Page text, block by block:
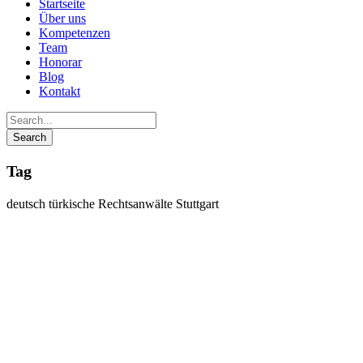
Startseite
Über uns
Kompetenzen
Team
Honorar
Blog
Kontakt
Tag
deutsch türkische Rechtsanwälte Stuttgart